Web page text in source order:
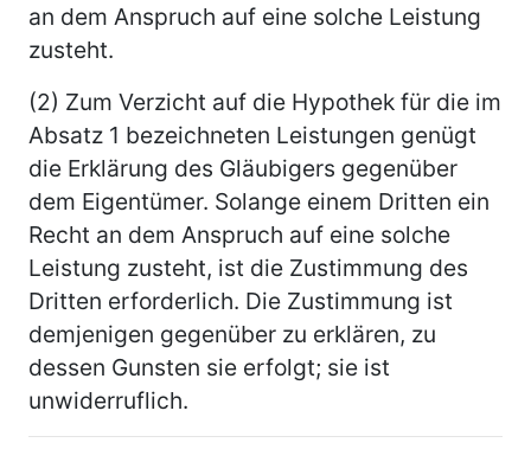
an dem Anspruch auf eine solche Leistung
zusteht.
(2) Zum Verzicht auf die Hypothek für die im
Absatz 1 bezeichneten Leistungen genügt
die Erklärung des Gläubigers gegenüber
dem Eigentümer. Solange einem Dritten ein
Recht an dem Anspruch auf eine solche
Leistung zusteht, ist die Zustimmung des
Dritten erforderlich. Die Zustimmung ist
demjenigen gegenüber zu erklären, zu
dessen Gunsten sie erfolgt; sie ist
unwiderruflich.